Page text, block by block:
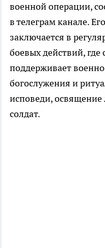
военной операции,
в телеграм канале.
заключается в
боевых действий,
поддерживает
богослужения и
исповеди,
солдат.